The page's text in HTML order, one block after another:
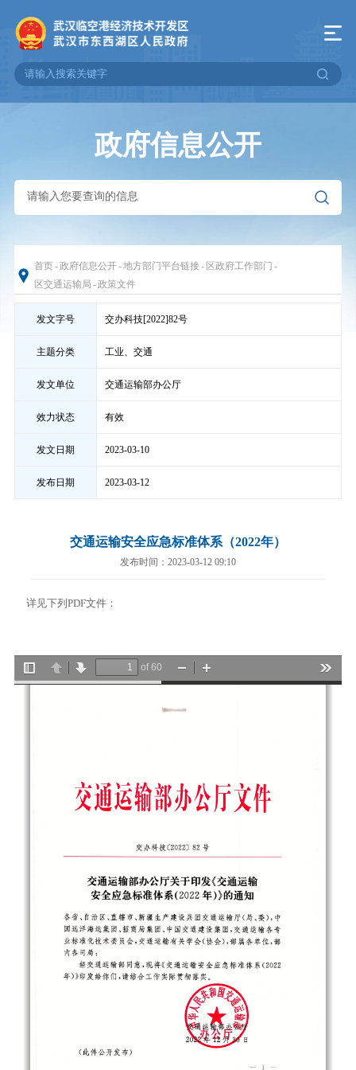
政府信息公开
首页-政府信息公开-地方部门平台链接- 区政府工作部门 -
区交通运输局 -政策文件
发文字号 交办科技[2022]82号
主题分类 工业、交通
发文单位 交通运输部办公厅
效力状态 有效
发文日期 2023-03-10
发布日期 2023-03-12
交通运输安全应急标准体系（2022年）
发布时间：2023-03-12 09:10
详见下列PDF文件：